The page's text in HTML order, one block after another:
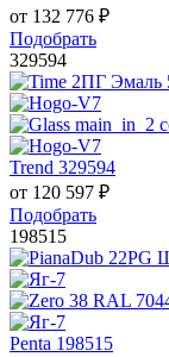
от 132 776 ₽
Подобрать
329594
Trend 329594
от 120 597 ₽
Подобрать
198515
Penta 198515